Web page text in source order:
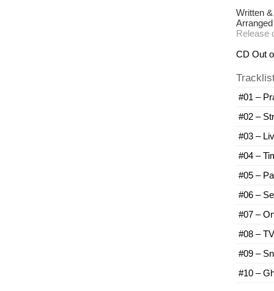
Written
Release
CD Out
#01 –
#02 –
#03 –
#04 –
#05 –
#06 –
#07 –
#08 – TV
#09 –
#10 –